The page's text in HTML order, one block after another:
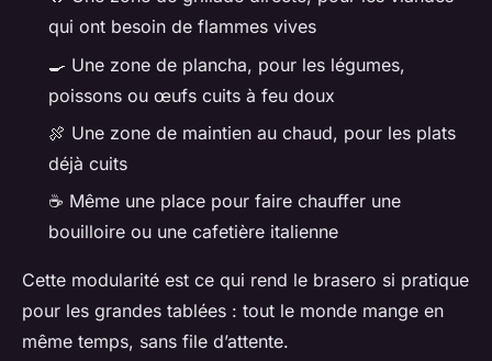
qui ont besoin de flammes vives
🍳 Une zone de plancha, pour les légumes,
poissons ou œufs cuits à feu doux
🍖 Une zone de maintien au chaud, pour les plats
déjà cuits
☕ Même une place pour faire chauffer une
bouilloire ou une cafetière italienne
Cette modularité est ce qui rend le brasero si pratique
pour les grandes tablées : tout le monde mange en
même temps, sans file d’attente.